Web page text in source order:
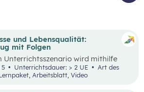
und Lebensqualität:
mit Folgen
Unterrichtsszenario wird mithilfe
und zusätzlichem Material der
finanzielle Entscheidungen und
gelegt. Kinder und Jugendliche
Unterrichtsdauer: > 2 UE
Arbeitsblatt, Video